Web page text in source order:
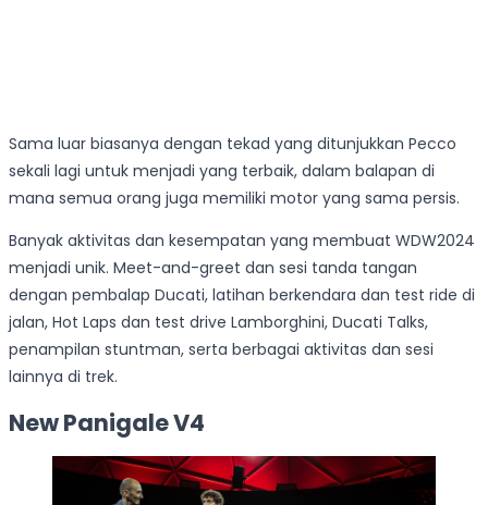
Sama luar biasanya dengan tekad yang ditunjukkan Pecco
sekali lagi untuk menjadi yang terbaik, dalam balapan di
mana semua orang juga memiliki motor yang sama persis.
Banyak aktivitas dan kesempatan yang membuat WDW2024
menjadi unik. Meet-and-greet dan sesi tanda tangan
dengan pembalap Ducati, latihan berkendara dan test ride di
jalan, Hot Laps dan test drive Lamborghini, Ducati Talks,
penampilan stuntman, serta berbagai aktivitas dan sesi
lainnya di trek.
New Panigale V4